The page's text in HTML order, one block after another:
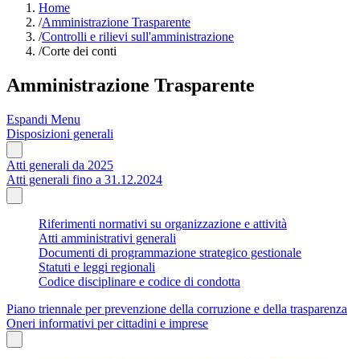
Home
/Amministrazione Trasparente
/Controlli e rilievi sull'amministrazione
/Corte dei conti
Amministrazione Trasparente
Espandi Menu
Disposizioni generali
Atti generali da 2025
Atti generali fino a 31.12.2024
Riferimenti normativi su organizzazione e attività
Atti amministrativi generali
Documenti di programmazione strategico gestionale
Statuti e leggi regionali
Codice disciplinare e codice di condotta
Piano triennale per prevenzione della corruzione e della trasparenza
Oneri informativi per cittadini e imprese